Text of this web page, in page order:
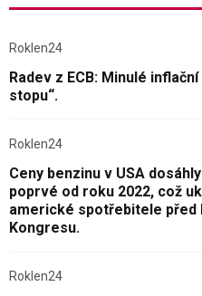
Roklen24
Radev z ECB: Minulé
stopu“.
Roklen24
Ceny benzinu v USA
poprvé od roku 2022, což
americké spotřebitele před
Kongresu.
Roklen24